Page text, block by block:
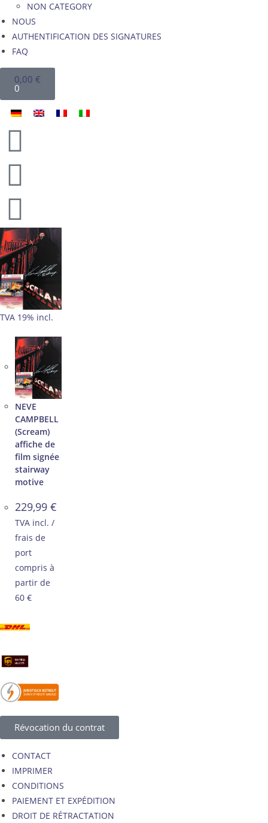
NON CATEGORY
NOUS
AUTHENTIFICATION DES SIGNATURES
FAQ
0,00 €
0
TVA 19% incl.
NEVE
CAMPBELL
(Scream)
affiche de
film signée
stairway
motive
229,99 €
TVA incl. /
frais de
port
compris à
partir de
60 €
Révocation du contrat
CONTACT
IMPRIMER
CONDITIONS
PAIEMENT ET EXPÉDITION
DROIT DE RÉTRACTATION